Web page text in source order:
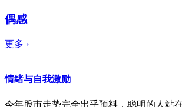
偶感
更多 ›
情绪与自我激励
今年股市走势完全出乎预料，聪明的人站